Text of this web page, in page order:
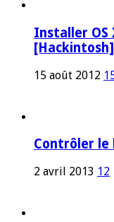
Installer OS
[Hackintosh]
15 août 2012
Contrôler le
2 avril 2013 12